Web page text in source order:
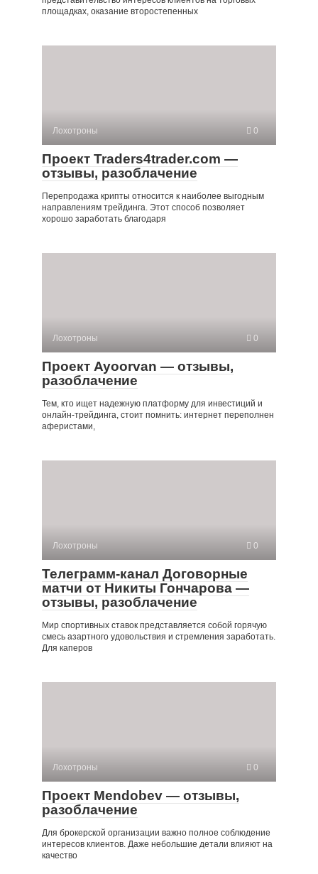
площадках, оказание второстепенных
Лохотроны 0
Проект Traders4trader.com —
отзывы, разоблачение
Перепродажа крипты относится к наиболее выгодным
направлениям трейдинга. Этот способ позволяет
хорошо заработать благодаря
Лохотроны 0
Проект Ayoorvan — отзывы,
разоблачение
Тем, кто ищет надежную платформу для инвестиций и
онлайн-трейдинга, стоит помнить: интернет переполнен
аферистами,
Лохотроны 0
Телеграмм-канал Договорные
матчи от Никиты Гончарова —
отзывы, разоблачение
Мир спортивных ставок представляется собой горячую
смесь азартного удовольствия и стремления заработать.
Для каперов
Лохотроны 0
Проект Mendobev — отзывы,
разоблачение
Для брокерской организации важно полное соблюдение
интересов клиентов. Даже небольшие детали влияют на
качество